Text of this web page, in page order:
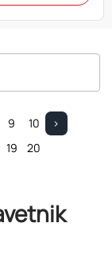
9 10
>
19 20